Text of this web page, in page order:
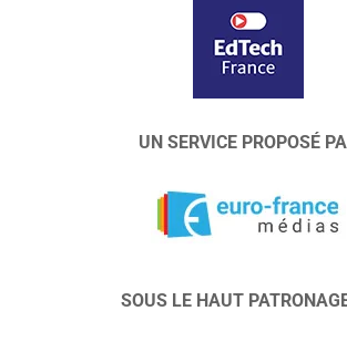
UN SERVICE PROPOSÉ
SOUS LE HAUT